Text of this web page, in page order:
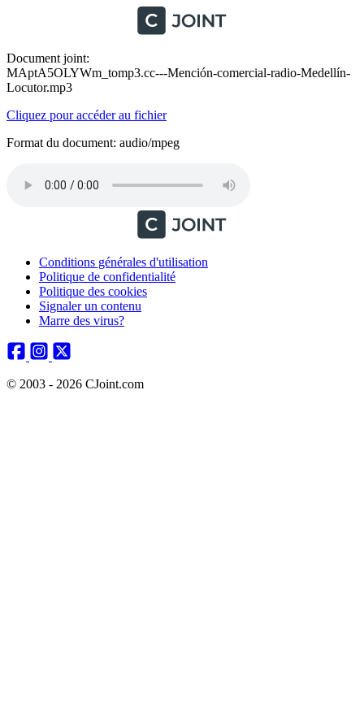
Document joint:
MAptA5OLYWm_tomp3.cc---Mención-comercial-radio-Medellín-
Locutor.mp3
Cliquez pour accéder au fichier
Format du document: audio/mpeg
Conditions générales d'utilisation
Politique de confidentialité
Politique des cookies
Signaler un contenu
Marre des virus?
© 2003 - 2026 CJoint.com